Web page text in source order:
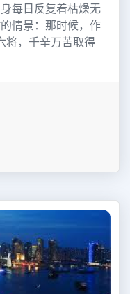
每日反复着枯燥无
情景：那时候，作
将，千辛万苦取得